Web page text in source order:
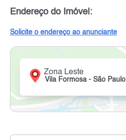
Endereço do Imóvel:
Solicite o endereço ao anunciante
Zona Leste
Vila Formosa - São Paulo